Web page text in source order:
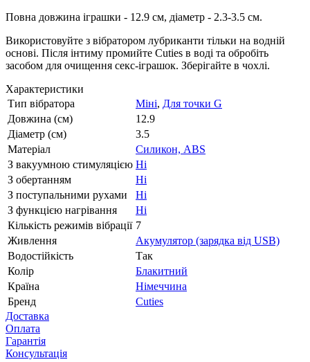
Повна довжина іграшки - 12.9 см, діаметр - 2.3-3.5 см.
Використовуйте з вібратором лубриканти тільки на водній
основі. Після інтиму промийте Cuties в воді та обробіть
засобом для очищення секс-іграшок. Зберігайте в чохлі.
Характеристики
Тип вібратора
Міні, Для точки G
Довжина (см)
12.9
Діаметр (см)
3.5
Матеріал
Силикон, ABS
З вакуумною стимуляцією Ні
З обертанням
Ні
З поступальними рухами
Ні
З функцією нагрівання
Ні
Кількість режимів вібрації 7
Живлення
Акумулятор (зарядка від USB)
Водостійкість
Так
Колір
Блакитний
Країна
Німеччина
Бренд
Cuties
Доставка
Оплата
Гарантія
Консультація